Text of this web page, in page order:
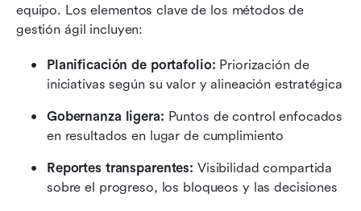
equipo. Los elementos clave de los métodos de
gestión ágil incluyen:
Planificación de portafolio: Priorización de
iniciativas según su valor y alineación estratégica
Gobernanza ligera: Puntos de control enfocados
en resultados en lugar de cumplimiento
Reportes transparentes: Visibilidad compartida
sobre el progreso, los bloqueos y las decisiones